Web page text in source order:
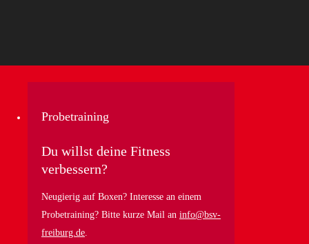
Probetraining
Du willst deine Fitness
verbessern?
Neugierig auf Boxen? Interesse an einem
Probetraining? Bitte kurze Mail an info@bsv-
freiburg.de